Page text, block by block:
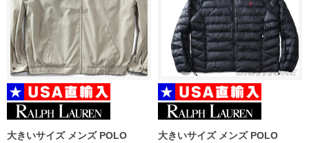
大きいサイズ メンズ POLO
大きいサイズ メンズ POLO